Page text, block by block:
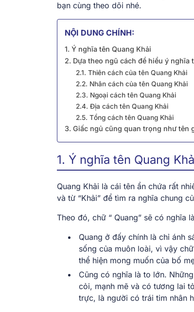
bạn cùng theo dõi nhé.
NỘI DUNG CHÍNH:
1. Ý nghĩa tên Quang Khải
2. Dựa theo ngũ cách để hiểu ý nghĩa
2.1. Thiên cách của tên Quang Khải
2.2. Nhân cách của tên Quang Khải
2.3. Ngoại cách tên Quang Khải
2.4. Địa cách tên Quang Khải
2.5. Tổng cách tên Quang Khải
3. Giấc ngủ cũng quan trọng như tên
1. Ý nghĩa tên Quang
Quang Khải là cái tên ẩn chứa rất
và từ “Khải” để tìm ra nghĩa chung
Theo đó, chữ “ Quang” sẽ có nghĩa
Quang ở đấy chính là chỉ ánh
sống của muôn loài, vì vậy
thể hiện mong muốn của bố
Cũng có nghĩa là to lớn.
cỏi, mạnh mẽ và có tương lai
trực, là người có trái tim nhân